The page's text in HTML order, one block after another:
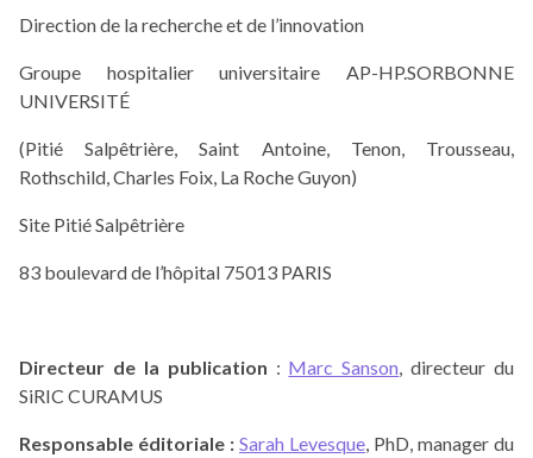
Direction de la recherche et de l’innovation
Groupe hospitalier universitaire AP-HP.SORBONNE
UNIVERSITÉ
(Pitié Salpêtrière, Saint Antoine, Tenon, Trousseau,
Rothschild, Charles Foix, La Roche Guyon)
Site Pitié Salpêtrière
83 boulevard de l’hôpital 75013 PARIS
Directeur de la publication : Marc Sanson, directeur du
SiRIC CURAMUS
Responsable éditoriale : Sarah Levesque, PhD, manager du